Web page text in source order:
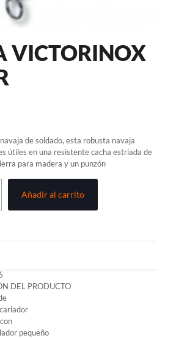
VICTORINOX
de soldado, esta robusta navaja
útiles en una resistente cacha estriada de
para madera y un punzón
Añadir al carrito
DEL PRODUCTO
pequeño